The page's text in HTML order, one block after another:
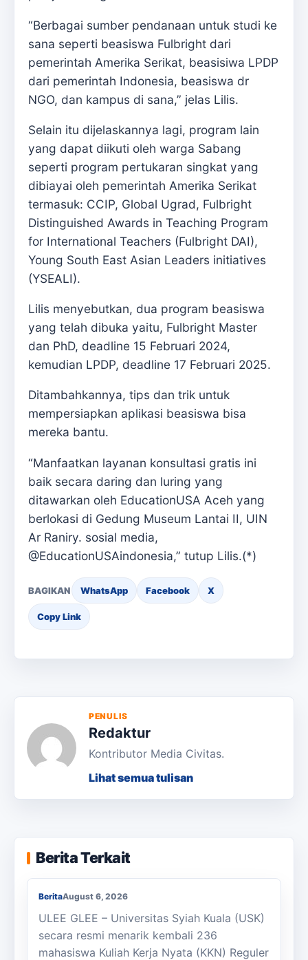
“Berbagai sumber pendanaan untuk studi ke
sana seperti beasiswa Fulbright dari
pemerintah Amerika Serikat, beasisiwa LPDP
dari pemerintah Indonesia, beasiswa dr
NGO, dan kampus di sana,” jelas Lilis.
Selain itu dijelaskannya lagi, program lain
yang dapat diikuti oleh warga Sabang
seperti program pertukaran singkat yang
dibiayai oleh pemerintah Amerika Serikat
termasuk: CCIP, Global Ugrad, Fulbright
Distinguished Awards in Teaching Program
for International Teachers (Fulbright DAI),
Young South East Asian Leaders initiatives
(YSEALI).
Lilis menyebutkan, dua program beasiswa
yang telah dibuka yaitu, Fulbright Master
dan PhD, deadline 15 Februari 2024,
kemudian LPDP, deadline 17 Februari 2025.
Ditambahkannya, tips dan trik untuk
mempersiapkan aplikasi beasiswa bisa
mereka bantu.
“Manfaatkan layanan konsultasi gratis ini
baik secara daring dan luring yang
ditawarkan oleh EducationUSA Aceh yang
berlokasi di Gedung Museum Lantai II, UIN
Ar Raniry. sosial media,
@EducationUSAindonesia,” tutup Lilis.(*)
BAGIKAN WhatsApp Facebook X
Copy Link
PENULIS
Redaktur
Kontributor Media Civitas.
Lihat semua tulisan
Berita Terkait
KKN Usai, KOSI USK Apresiasi Dukungan
Masyarakat Bandar Dua
BeritaAugust 6, 2026
ULEE GLEE – Universitas Syiah Kuala (USK)
secara resmi menarik kembali 236
mahasiswa Kuliah Kerja Nyata (KKN) Reguler